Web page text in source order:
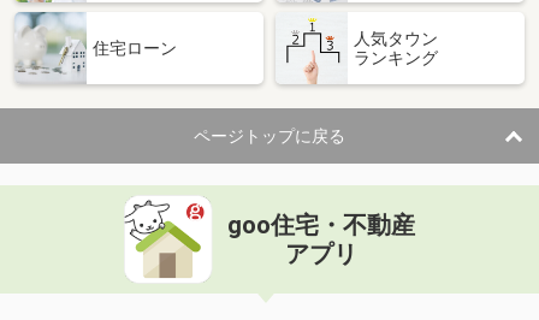
住宅ローン
人気タウン
ランキング
ページトップに戻る
goo住宅・不動産
アプリ